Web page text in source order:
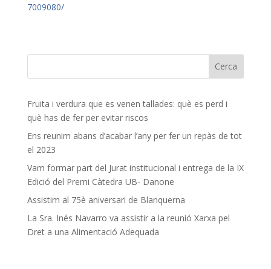
7009080/
Fruita i verdura que es venen tallades: què es perd i
què has de fer per evitar riscos
Ens reunim abans d’acabar l’any per fer un repàs de tot
el 2023
Vam formar part del Jurat institucional i entrega de la IX
Edició del Premi Càtedra UB- Danone
Assistim al 75è aniversari de Blanquerna
La Sra. Inés Navarro va assistir a la reunió Xarxa pel
Dret a una Alimentació Adequada